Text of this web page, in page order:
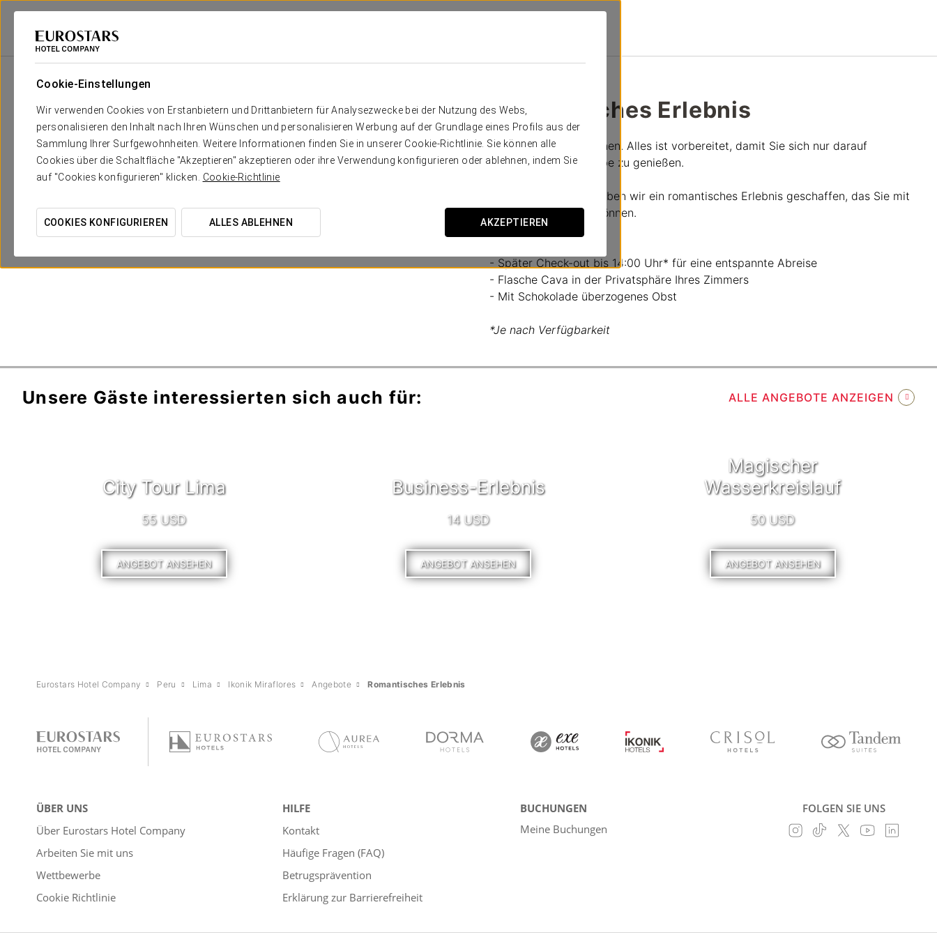
Cookie-Einstellungen
Wir verwenden Cookies von Erstanbietern und Drittanbietern für Analysezwecke bei der Nutzung des Webs,
personalisieren den Inhalt nach Ihren Wünschen und personalisieren Werbung auf der Grundlage eines Profils aus der
Sammlung Ihrer Surfgewohnheiten. Weitere Informationen finden Sie in unserer Cookie-Richtlinie. Sie können alle
Cookies über die Schaltfläche "Akzeptieren" akzeptieren oder ihre Verwendung konfigurieren oder ablehnen, indem Sie
auf "Cookies konfigurieren" klicken. Cookie-Richtlinie
COOKIES KONFIGURIEREN ALLES ABLEHNEN AKZEPTIEREN
Eurostars Hotel Company
Romantisches Erlebnis
Details zum Überraschen. Alles ist vorbereitet, damit Sie sich nur darauf
konzentrieren, die Liebe zu genießen.
Im Ikonik Miraflores haben wir ein romantisches Erlebnis geschaffen, das Sie mit
Ihrem Partner teilen können.
- Später Check-out bis 14:00 Uhr* für eine entspannte Abreise
- Flasche Cava in der Privatsphäre Ihres Zimmers
- Mit Schokolade überzogenes Obst
*Je nach Verfügbarkeit
Unsere Gäste interessierten sich auch für: ALLE ANGEBOTE ANZEIGEN
City Tour Lima
55 USD
ANGEBOT ANSEHEN
Business-Erlebnis
14 USD
ANGEBOT ANSEHEN
Magischer
Wasserkreislauf
50 USD
ANGEBOT ANSEHEN
Eurostars Hotel Company Peru Lima Ikonik Miraflores Angebote Romantisches Erlebnis
ÜBER UNS
Über Eurostars Hotel Company
Arbeiten Sie mit uns
Wettbewerbe
Cookie Richtlinie
HILFE
Kontakt
Häufige Fragen (FAQ)
Betrugsprävention
Erklärung zur Barrierefreiheit
BUCHUNGEN
Meine Buchungen
FOLGEN SIE UNS